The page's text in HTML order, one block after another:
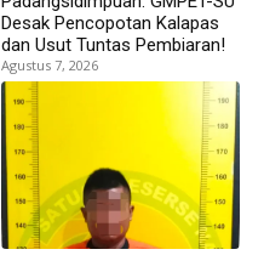
Desak Pencopotan Kalapas
dan Usut Tuntas Pembiaran!
Agustus 7, 2026